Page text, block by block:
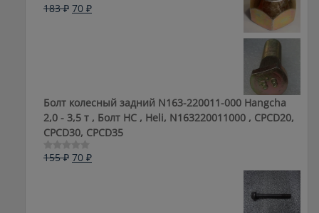
Оценка
183₽ Первоначальная
70 ₽Текущая
Болт колесный задний N163-220011-000 Hangcha
2,0 - 3,5 т , Болт HC , Heli, N163220011000 , CPCD20,
CPCD30, CPCD35
Оценка
155₽ Первоначальная
70 ₽Текущая